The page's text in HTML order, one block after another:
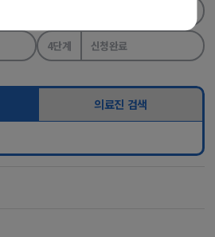
4단계 신청완료
의료진 검색